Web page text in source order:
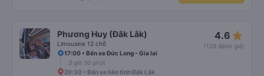
Phương Huy (Đắk Lắk)
Limousine 12 chỗ
4.6 star_rate
(129 đánh giá)
17:00 • Bến xe Đức Long - Gia lai
3 giờ 30 phút
20:30 • Bến xe liên tỉnh Đắk Lắk